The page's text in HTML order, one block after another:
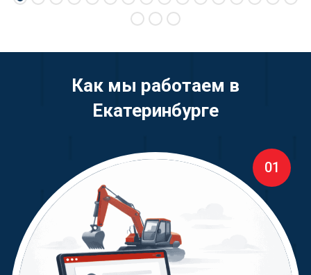
Как мы работаем в
Екатеринбурге
01